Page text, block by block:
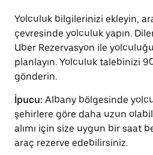
Yolculuk bilgilerinizi ekleyin,
çevresinde yolculuk yapın.
Uber Rezervasyon ile
planlayın. Yolculuk talebinizi
gönderin.
İpucu: Albany bölgesinde
şehirlere göre daha uzun
alımı için size uygun bir saat
araç rezerve edebilirsiniz.